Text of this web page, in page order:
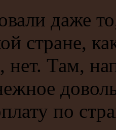
даже
стране,
нет. Там,
по